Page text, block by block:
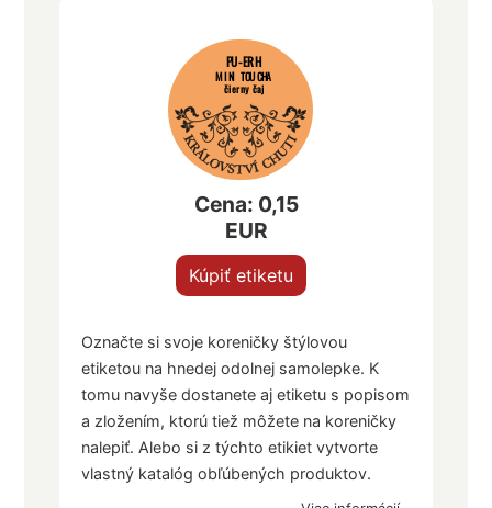
PU-ERH
MINI TOU CHA
čierny čaj
Cena: 0,15
EUR
Kúpiť etiketu
Označte si svoje koreničky štýlovou
etiketou na hnedej odolnej samolepke. K
tomu navyše dostanete aj etiketu s popisom
a zložením, ktorú tiež môžete na koreničky
nalepiť. Alebo si z týchto etikiet vytvorte
vlastný katalóg obľúbených produktov.